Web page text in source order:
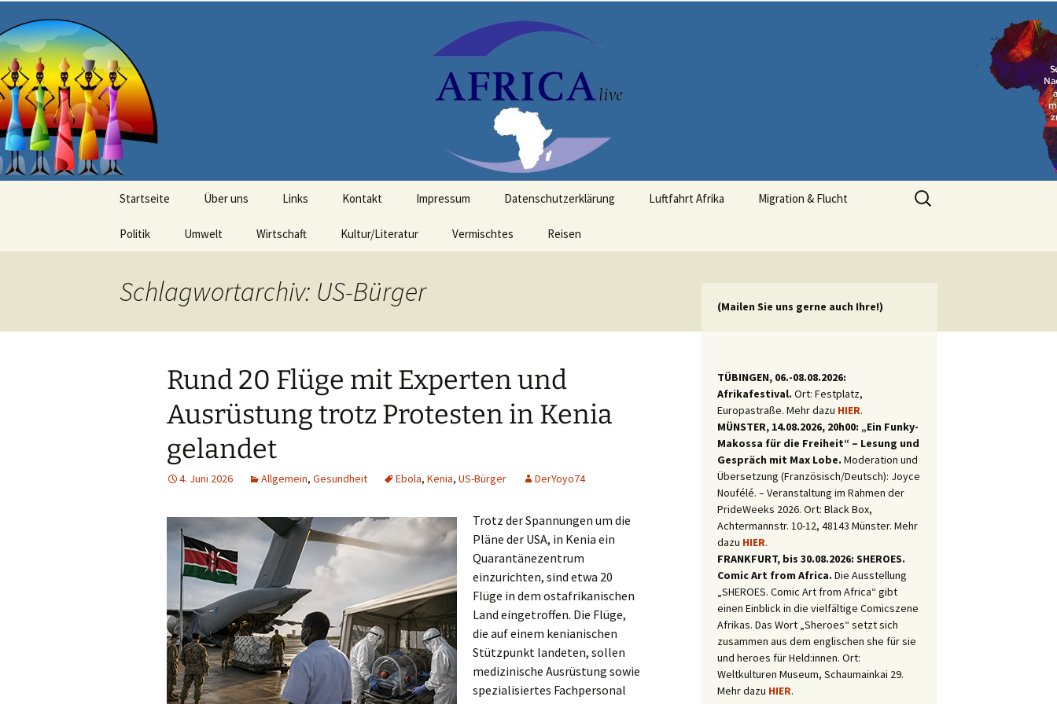
Inhalt
springen
AFRICA live
Startseite Über uns Links Kontakt Impressum Datenschutzerklärung Luftfahrt Afrika Migration & Flucht
Politik Umwelt Wirtschaft Kultur/Literatur Vermischtes Reisen
Suchen
nach:
Schlagwortarchiv: US-Bürger
Rund 20 Flüge mit Experten und
Ausrüstung trotz Protesten in Kenia
gelandet
4. Juni 2026 Allgemein, Gesundheit Ebola, Kenia, US-Bürger DerYoyo74
Trotz der Spannungen um die
Pläne der USA, in Kenia ein
Quarantänezentrum
einzurichten, sind etwa 20
Flüge in dem ostafrikanischen
Land eingetroffen. Die Flüge,
die auf einem kenianischen
Stützpunkt landeten, sollen
medizinische Ausrüstung sowie
spezialisiertes Fachpersonal
(Mailen Sie uns gerne auch Ihre!)
TÜBINGEN, 06.-08.08.2026:
Afrikafestival. Ort: Festplatz,
Europastraße. Mehr dazu HIER.
MÜNSTER, 14.08.2026, 20h00: „Ein Funky-
Makossa für die Freiheit“ – Lesung und
Gespräch mit Max Lobe. Moderation und
Übersetzung (Französisch/Deutsch): Joyce
Noufélé. – Veranstaltung im Rahmen der
PrideWeeks 2026. Ort: Black Box,
Achtermannstr. 10-12, 48143 Münster. Mehr
dazu HIER.
FRANKFURT, bis 30.08.2026: SHEROES.
Comic Art from Africa. Die Ausstellung
„SHEROES. Comic Art from Africa“ gibt
einen Einblick in die vielfältige Comicszene
Afrikas. Das Wort „Sheroes“ setzt sich
zusammen aus dem englischen she für sie
und heroes für Held:innen. Ort:
Weltkulturen Museum, Schaumainkai 29.
Mehr dazu HIER.